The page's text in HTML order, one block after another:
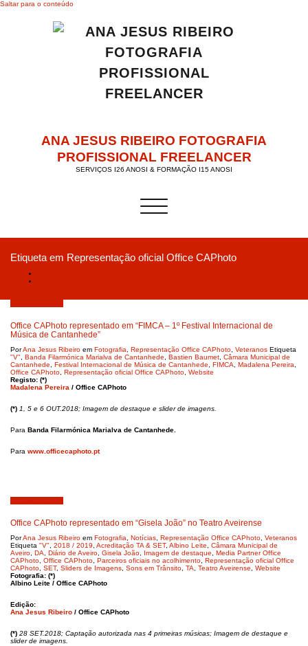
Saltar para o conteúdo
ANA JESUS RIBEIRO FOTOGRAFIA
PROFISSIONAL FREELANCER
SERVIÇOS I26 ANOSI & FORMAÇÃO I15 ANOSI
Alternar a navegação
Etiqueta em Representação oficial Office CAPhoto
Office CAPhoto representado em “FIMCA – 1º Festival Internacional de
Música de Cantanhede”
PorAna Jesus Ribeiro em Fotografia Representação Office CAPhoto Veteranos Etiqueta
"V" Banda Filarmónica Marialva de Cantanhede Bastien Baumet Câmara Municipal de
Cantanhede
Festival Internacional de Música de Cantanhede FIMCA Madalena Pereira
Office CAPhoto Representação oficial Office CAPhoto Website
Registo: (*)
Madalena Pereira / Office CAPhoto
(*) 1, 5 e 6 OUT.2018; Imagem de destaque e slider de imagens.
Para Banda Filarmónica Marialva de Cantanhede.
Para www.officecaphoto.pt
Office CAPhoto representado em “Gisela João” no Teatro Aveirense
PorAna Jesus Ribeiro em Fotografia Notícias Representação Office CAPhoto Veteranos
Etiqueta "V" 2018 / 2019 Acreditação TA & SET, Albino Leite
Câmara Municipal de
Aveiro DA Diário de Aveiro Gisela João Imagem de destaque
Media Partner Office
CAPhoto Office CAPhoto Parceiros oficiais no acolhimento Representação oficial Office
CAPhoto SET, Sliders de Imagens Sons em Trânsito TA Teatro Aveirense
Website
Fotografia: (*)
Albino Leite / Office CAPhoto
Edição:
Ana Jesus Ribeiro / Office CAPhoto
(*) 28 SET.2018; Captação autorizada nas 4 primeiras músicas; Imagem de destaque e
slider de imagens.